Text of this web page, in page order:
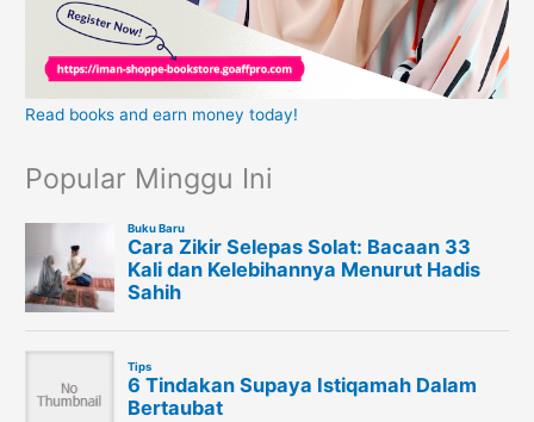
Read books and earn money today!
Popular Minggu Ini